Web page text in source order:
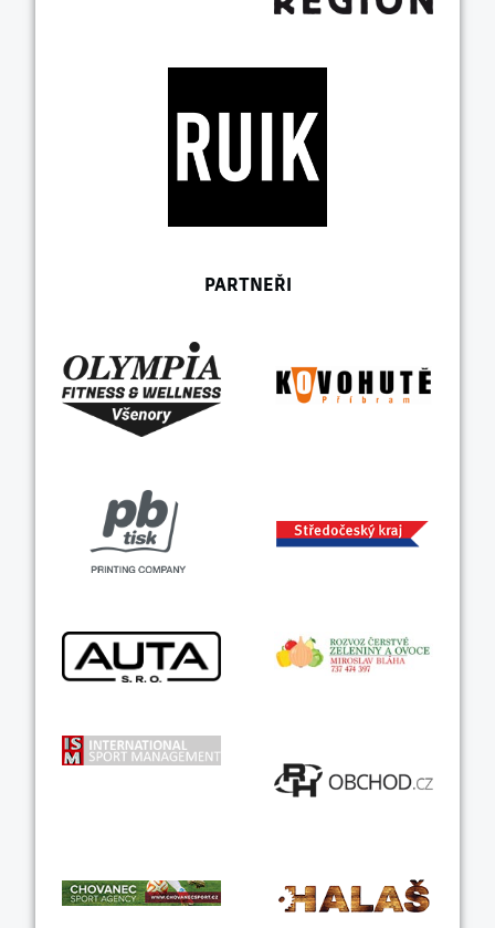
PARTNEŘI